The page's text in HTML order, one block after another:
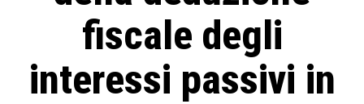
fiscale degli
interessi passivi in